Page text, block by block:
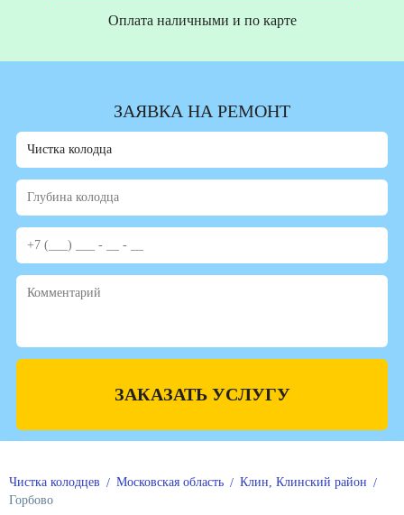
Оплата наличными и по карте
ЗАЯВКА НА РЕМОНТ
ЗАКАЗАТЬ УСЛУГУ
Чистка колодцев Московская область
Клин, Клинский район
Горбово